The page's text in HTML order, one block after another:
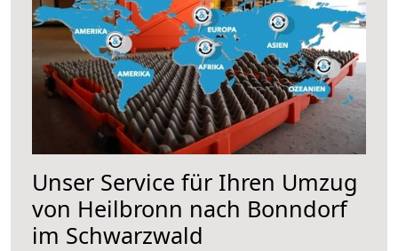
Unser Service für Ihren Umzug
von Heilbronn nach Bonndorf
im Schwarzwald